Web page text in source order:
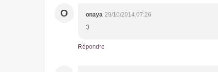
O onaya 29/10/2014 07:26
:)
Répondre